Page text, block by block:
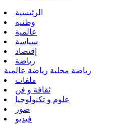
الرئيسية
وطنية
عالمية
سياسة
إقتصاد
رياضة
رياضة محلية رياضة عالمية
ملفات
ثقافة و فن
علوم و تكنولوجيا
صور
فيديو